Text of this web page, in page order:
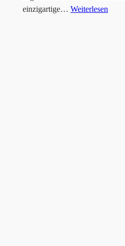
einzigartige… Weiterlesen